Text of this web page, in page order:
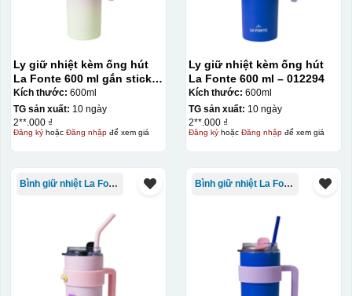
Kiểu hộp:
Hộp xi lót lụa
Hộp xi ấm chén
Ly giữ nhiệt kèm ống hút
La Fonte 600 ml gắn sticker
– 012294
Kích thước: 600ml
TG sản xuất: 10 ngày
2**.000 ₫
Đăng kýhoặc Đăng nhậpđể xem giá
Ly giữ nhiệt kèm ống hút
La Fonte 600 ml – 012294
Kích thước: 600ml
TG sản xuất: 10 ngày
2**.000 ₫
Đăng kýhoặc Đăng nhậpđể xem giá
Bình giữ nhiệt La Fonte Bình giữ nhiệt La Fonte